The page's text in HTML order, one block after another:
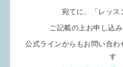
宛てに、「レッス
ご記載の上お申し込
公式ラインからもお問い合わ
す